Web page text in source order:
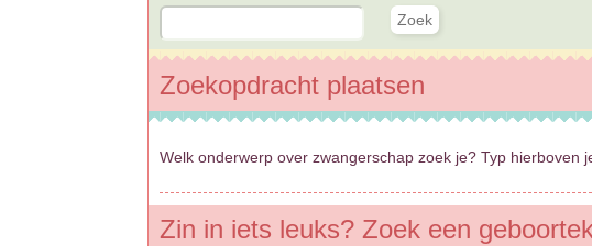
Zoekopdracht plaatsen
Welk onderwerp over zwangerschap zoek je? Typ hierboven
Zin in iets leuks? Zoek een